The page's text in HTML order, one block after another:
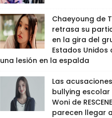
Chaeyoung de
retrasa su
en la gira del
Estados Unidos
una lesión en la espalda
Las
bullying
Woni de RESCENE
parecen llegar